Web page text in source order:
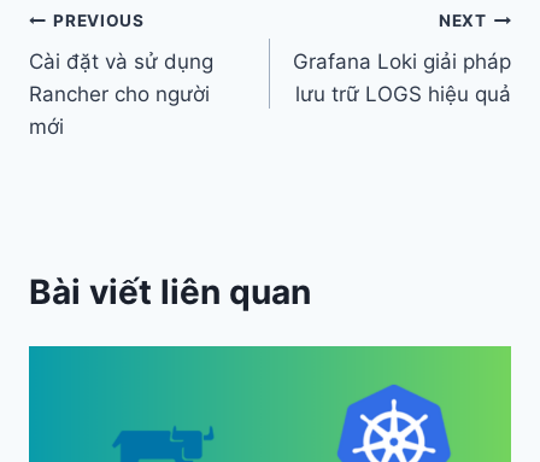
Post
navigation
PREVIOUS
Cài đặt và sử dụng
Rancher cho người
mới
NEXT
Grafana Loki giải pháp
lưu trữ LOGS hiệu quả
Bài viết liên quan